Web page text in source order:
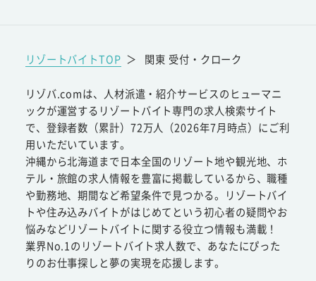
リゾートバイトTOP ＞ 関東 受付・クローク
リゾバ.comは、人材派遣・紹介サービスのヒューマニ
ックが運営するリゾートバイト専門の求人検索サイト
で、登録者数（累計）72万人（2026年7月時点）にご利
用いただいています。
沖縄から北海道まで日本全国のリゾート地や観光地、ホ
テル・旅館の求人情報を豊富に掲載しているから、職種
や勤務地、期間など希望条件で見つかる。リゾートバイ
トや住み込みバイトがはじめてという初心者の疑問やお
悩みなどリゾートバイトに関する役立つ情報も満載！
業界No.1のリゾートバイト求人数で、あなたにぴった
りのお仕事探しと夢の実現を応援します。